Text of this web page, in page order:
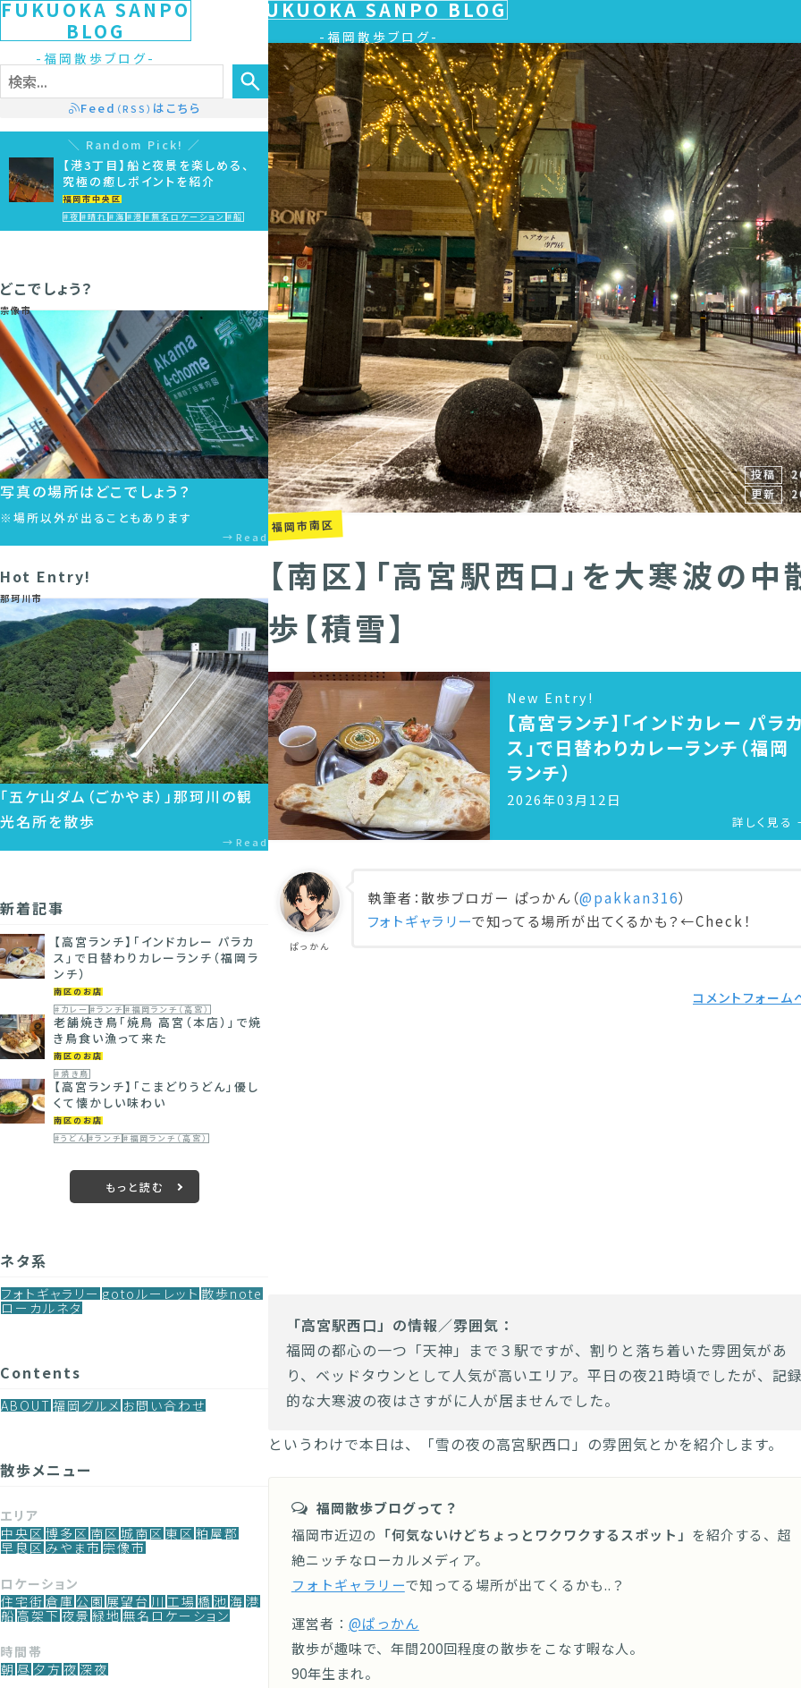
FUKUOKA SANPO BLOG
福岡散歩ブログ
投稿
更新
福岡市南区
【南区】「高宮駅西口」を大寒波の中
歩【積雪】
New Entry!
【高宮ランチ】「インドカレー パラ
ス」で日替わりカレーランチ（福岡
ランチ）
2026年03月12日
詳しく見
ぱっかん
執筆者：散歩ブロガー ぱっかん（@pakkan316）
フォトギャラリーで知ってる場所が出てくるかも？←Check！
コメントフォー
「高宮駅西口」の情報／雰囲気：
福岡の都心の一つ「天神」まで３駅ですが、割りと落ち着いた雰囲気があ
り、ベッドタウンとして人気が高いエリア。平日の夜21時頃でしたが、記
的な大寒波の夜はさすがに人が居ませんでした。
というわけで本日は、「雪の夜の高宮駅西口」の雰囲気とかを紹介します。
福岡散歩ブログって？
福岡市近辺の 「何気ないけどちょっとワクワクするスポット」 を紹介する、超
絶ニッチなローカルメディア。
フォトギャラリーで知ってる場所が出てくるかも..？
運営者： @ぱっかん
散歩が趣味で、年間200回程度の散歩をこなす暇な人。
90年生まれ。
FUKUOKA SANPO
BLOG
福岡散歩ブログ
Feed （RSS） はこちら
Random Pick!
【港3丁目】船と夜景を楽しめる、
究極の癒しポイントを紹介
福岡市中央区
#夜 #晴れ #海 #港 #無名ロケーション #船
どこでしょう？
宗像市
写真の場所はどこでしょう？
※場所以外が出ることもあります
Read
Hot Entry!
那珂川市
「五ケ山ダム（ごかやま）」那珂川の観
光名所を散歩
Read
新着記事
【高宮ランチ】「インドカレー パラカ
ス」で日替わりカレーランチ（福岡ラ
ンチ）
南区のお店
#カレー #ランチ #福岡ランチ（高宮）
老舗焼き鳥「焼鳥 高宮（本店）」で焼
き鳥食い漁って来た
南区のお店
#焼き鳥
【高宮ランチ】「こまどりうどん」優し
くて懐かしい味わい
南区のお店
#うどん #ランチ #福岡ランチ（高宮）
もっと読む
ネタ系
フォトギャラリー gotoルーレット 散歩note
ローカルネタ
Contents
ABOUT 福岡グルメ お問い合わせ
散歩メニュー
エリア
中央区 博多区 南区 城南区 東区 粕屋郡
早良区 みやま市 宗像市
ロケーション
住宅街 倉庫 公園 展望台 川 工場 橋 池 海 港
船 高架下 夜景 緑地 無名ロケーション
時間帯
朝 昼 夕方 夜 深夜